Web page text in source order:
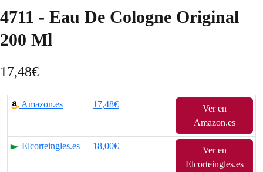
4711 - Eau De Cologne Original
200 Ml
17,48€
Amazon.es 17,48€
Ver en
Amazon.es
Elcorteingles.es 18,00€
Ver en
Elcorteingles.es